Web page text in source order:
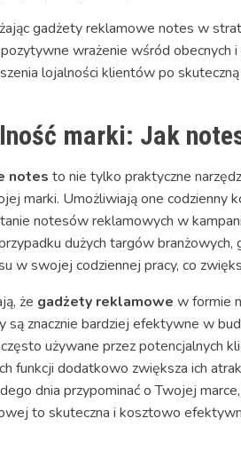
gadżety reklamowe notes w
wrażenie wśród
lojalności klientów po
marki: Jak
notes to nie tylko praktyczne
marki. Umożliwiają one
notesów reklamowych w
dużych targów
w swojej codziennej pracy, co
że gadżety reklamowe w formie
są znacznie bardziej efektywne w
używane przez potencjalnych
funkcji dodatkowo zwiększa ich
dnia przypominać o Twojej
to skuteczna i kosztowo